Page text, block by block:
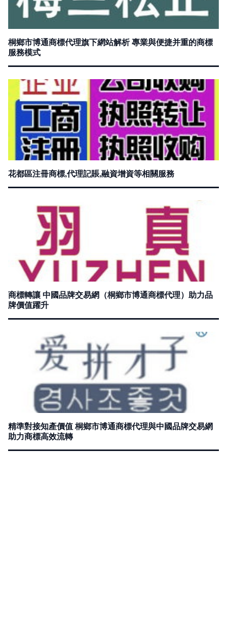
桐鄉市博通商標代理旗下網站解析 專業與便捷并重的商標
服務模式
花都區注冊商標,代理記賬,融資增資等相關服務
商標轉讓 中國品牌交易網（桐鄉市博通商標代理）助力品
牌價值躍升
精準對接知產價值 桐鄉市博通商標代理與中國品牌交易網
助力商標高效流轉